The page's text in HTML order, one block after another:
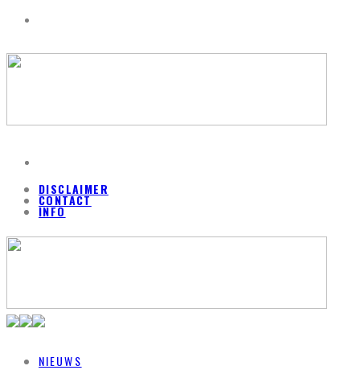
DISCLAIMER
CONTACT
INFO
NIEUWS